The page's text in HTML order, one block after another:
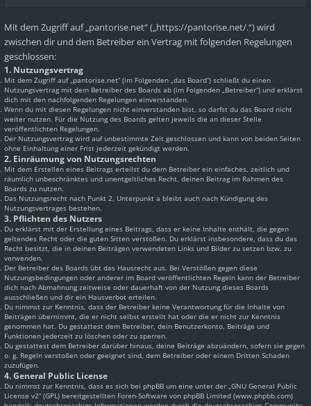
Mit dem Zugriff auf „pantorise.net“ („https://pantorise.net/.“) wird
zwischen dir und dem Betreiber ein Vertrag mit folgenden Regelungen
geschlossen:
1. Nutzungsvertrag
Mit dem Zugriff auf „pantorise.net“ (im Folgenden „das Board“) schließt du einen
Nutzungsvertrag mit dem Betreiber des Boards ab (im Folgenden „Betreiber“) und erklärst
dich mit den nachfolgenden Regelungen einverstanden.
Wenn du mit diesen Regelungen nicht einverstanden bist, so darfst du das Board nicht
weiter nutzen. Für die Nutzung des Boards gelten jeweils die an dieser Stelle
veröffentlichten Regelungen.
Der Nutzungsvertrag wird auf unbestimmte Zeit geschlossen und kann von beiden Seiten
ohne Einhaltung einer Frist jederzeit gekündigt werden.
2. Einräumung von Nutzungsrechten
Mit dem Erstellen eines Beitrags erteilst du dem Betreiber ein einfaches, zeitlich und
räumlich unbeschränktes und unentgeltliches Recht, deinen Beitrag im Rahmen des
Boards zu nutzen.
Das Nutzungsrecht nach Punkt 2, Unterpunkt a bleibt auch nach Kündigung des
Nutzungsvertrages bestehen.
3. Pflichten des Nutzers
Du erklärst mit der Erstellung eines Beitrags, dass er keine Inhalte enthält, die gegen
geltendes Recht oder die guten Sitten verstoßen. Du erklärst insbesondere, dass du das
Recht besitzt, die in deinen Beiträgen verwendeten Links und Bilder zu setzen bzw. zu
verwenden.
Der Betreiber des Boards übt das Hausrecht aus. Bei Verstößen gegen diese
Nutzungsbedingungen oder anderer im Board veröffentlichten Regeln kann der Betreiber
dich nach Abmahnung zeitweise oder dauerhaft von der Nutzung dieses Boards
ausschließen und dir ein Hausverbot erteilen.
Du nimmst zur Kenntnis, dass der Betreiber keine Verantwortung für die Inhalte von
Beiträgen übernimmt, die er nicht selbst erstellt hat oder die er nicht zur Kenntnis
genommen hat. Du gestattest dem Betreiber, dein Benutzerkonto, Beiträge und
Funktionen jederzeit zu löschen oder zu sperren.
Du gestattest dem Betreiber darüber hinaus, deine Beiträge abzuändern, sofern sie gegen
o. g. Regeln verstoßen oder geeignet sind, dem Betreiber oder einem Dritten Schaden
zuzufügen.
4. General Public License
Du nimmst zur Kenntnis, dass es sich bei phpBB um eine unter der „GNU General Public
License v2“ (GPL) bereitgestellten Foren-Software von phpBB Limited (www.phpbb.com)